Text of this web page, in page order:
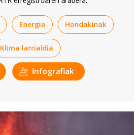
Energia Hondakinak
Klima larrialdia
Infografiak